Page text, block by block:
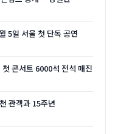
5일 서울 첫 단독 공연
콘서트 6000석 전석 매진
관객과 15주년